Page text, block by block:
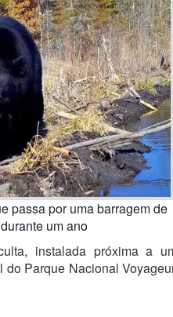
passa por uma barragem de
um ano
instalada próxima a
do Parque Nacional